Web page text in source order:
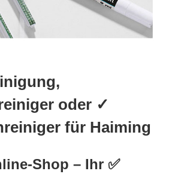
oder ✓
für Haiming
Shop – Ihr ✅